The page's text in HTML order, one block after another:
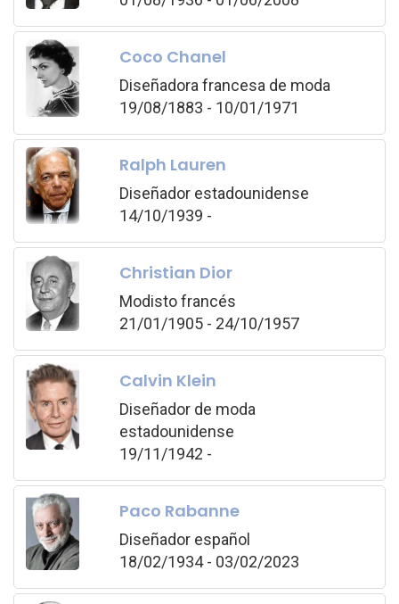
Coco Chanel
Diseñadora francesa de moda
19/08/1883 - 10/01/1971
Ralph Lauren
Diseñador estadounidense
14/10/1939 -
Christian Dior
Modisto francés
21/01/1905 - 24/10/1957
Calvin Klein
Diseñador de moda
estadounidense
19/11/1942 -
Paco Rabanne
Diseñador español
18/02/1934 - 03/02/2023